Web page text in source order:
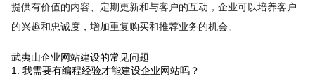
提供有价值的内容、定期更新和与客户的互动，企业可以培养客户
的兴趣和忠诚度，增加重复购买和推荐业务的机会。
武夷山企业网站建设的常见问题
1. 我需要有编程经验才能建设企业网站吗？